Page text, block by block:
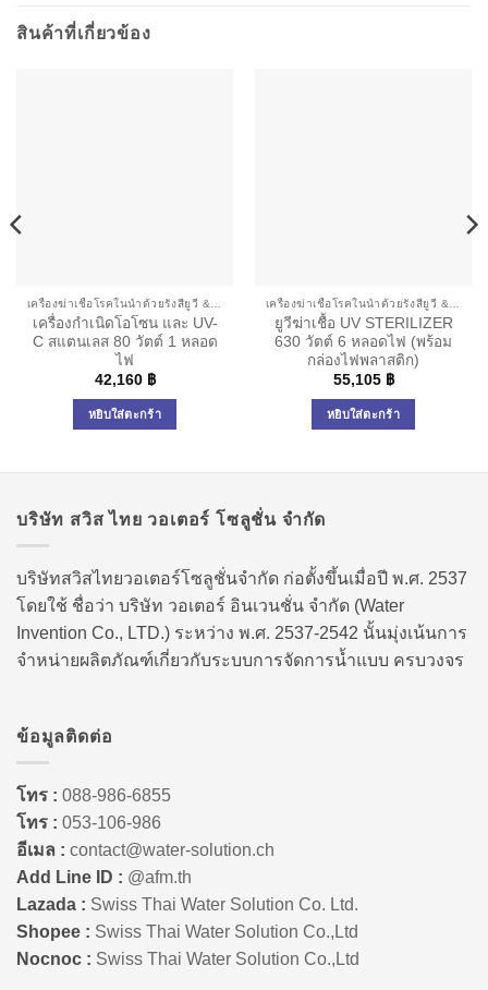
สินค้าที่เกี่ยวข้อง
เครื่องกำเนิดโอโซน และ UV-
C สแตนเลส 80 วัตต์ 1 หลอด
ไฟ
42,160 ฿
หยิบใส่ตะกร้า
ยูวีฆ่าเชื้อ UV STERILIZER
630 วัตต์ 6 หลอดไฟ (พร้อม
กล่องไฟพลาสติก)
55,105 ฿
หยิบใส่ตะกร้า
บริษัท สวิส ไทย วอเตอร์ โซลูชั่น จำกัด
บริษัทสวิสไทยวอเตอร์โซลูชั่นจำกัด ก่อตั้งขึ้นเมื่อปี พ.ศ. 2537
โดยใช้ ชื่อว่า บริษัท วอเตอร์ อินเวนชั่น จำกัด (Water
Invention Co., LTD.) ระหว่าง พ.ศ. 2537-2542 นั้นมุ่งเน้นการ
จำหน่ายผลิตภัณฑ์เกี่ยวกับระบบการจัดการน้ำแบบ ครบวงจร
ข้อมูลติดต่อ
โทร : 088-986-6855
โทร : 053-106-986
อีเมล : contact@water-solution.ch
Add Line ID : @afm.th
Lazada : Swiss Thai Water Solution Co. Ltd.
Shopee : Swiss Thai Water Solution Co.,Ltd
Nocnoc : Swiss Thai Water Solution Co.,Ltd